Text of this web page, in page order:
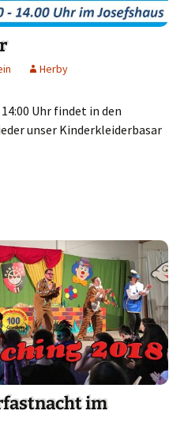
Herby
14:00 Uhr findet in den
unser Kinderkleiderbasar
im